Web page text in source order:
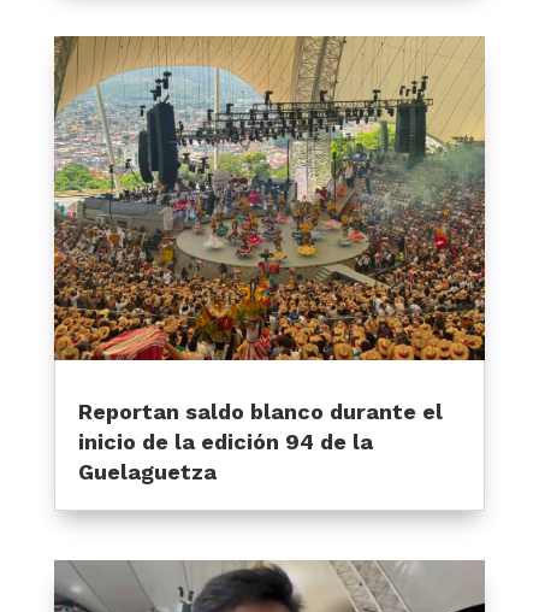
Reportan saldo blanco durante el
inicio de la edición 94 de la
Guelaguetza